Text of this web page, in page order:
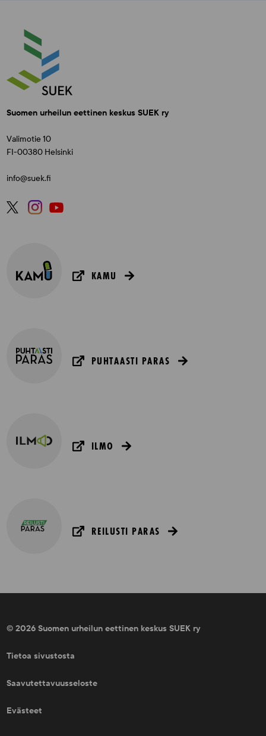
Suomen urheilun eettinen keskus SUEK ry
Valimotie 10
FI-00380 Helsinki
info@suek.fi
KAMU
PUHTAASTI PARAS
ILMO
REILUSTI PARAS
© 2026 Suomen urheilun eettinen keskus SUEK ry
Tietoa sivustosta
Saavutettavuusseloste
Evästeet